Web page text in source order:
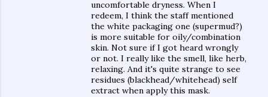
uncomfortable dryness. When I
redeem, I think the staff mentioned
the white packaging one (supermud?)
is more suitable for oily/combination
skin. Not sure if I got heard wrongly
or not. I really like the smell, like herb,
relaxing. And it's quite strange to see
residues (blackhead/whitehead) self
extract when apply this mask.